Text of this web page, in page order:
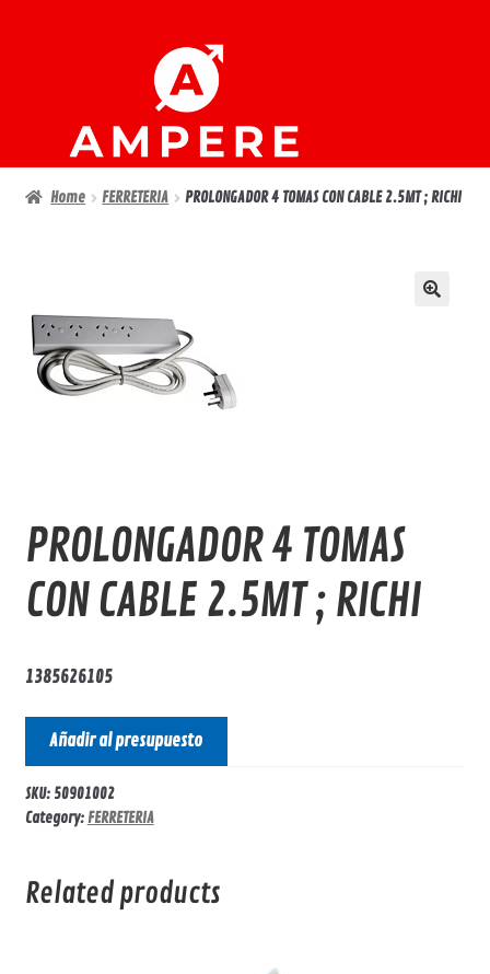
navegación
Home FERRETERIA PROLONGADOR 4 TOMAS CON CABLE 2.5MT ; RICHI
PROLONGADOR 4 TOMAS
CON CABLE 2.5MT ; RICHI
1385626105
Añadir al presupuesto
SKU: 50901002
Category:FERRETERIA
Related products